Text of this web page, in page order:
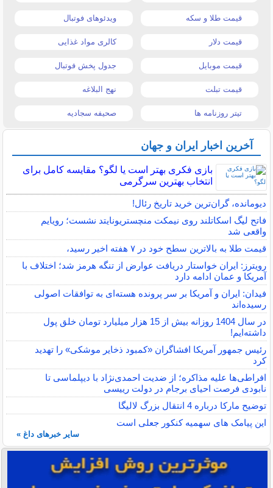
قیمت طلا و سکه ویدئوهای فوتبال
قیمت دلار کالری مواد غذایی
قیمت موبایل جدول پخش فوتبال
قیمت تبلت نهج البلاغه
تیتر روزنامه ها صحیفه سجادیه
آخرین اخبار ایران و جهان
بازی فکری بهتر است یا لگو؟ مقایسه کامل برای
انتخاب بهترین سرگرمی
دیومانده، گران‌ترین خرید تاریخ رئال!
فاتح لیگ اسکاتلند روی نیمکت منچستریونایتد نشست؛ رویایم
واقعی شد
قیمت طلا به بالاترین سطح خود در ۷ هفته اخیر رسید،
رویترز: ایران خواستار دریافت عوارض از تنگه هرمز شد؛ اختلاف با
آمریکا و عمان ادامه دارد
فیدان: ایران و آمریکا بر سر پرونده هسته‌ای به توافقات اصولی
رسیده‌اند
در سال 1404 روزانه بیش از 15 هزار میلیارد تومان خلق پول
داشته‌ایم!
رئیس جمهور آمریکا افشاگران «کمبود ذخایر موشکی» را تهدید
کرد
افراطی‌ها علیه مذاکره؛ از ضدیت احمدی‌نژاد با دیپلماسی تا
نابودی فرصت احیای برجام در دولت رییسی
توضیح مارکا درباره 4 انتقال بزرگ لالیگا
این پیامک های سهمیه کنکور جعلی است
سایر خبرهای داغ »